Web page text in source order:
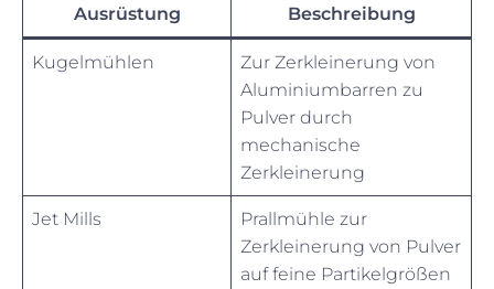
Ausrüstung Beschreibung
Kugelmühlen
Zur Zerkleinerung von
Aluminiumbarren zu
Pulver durch
mechanische
Zerkleinerung
Jet Mills
Prallmühle zur
Zerkleinerung von Pulver
auf feine Partikelgrößen